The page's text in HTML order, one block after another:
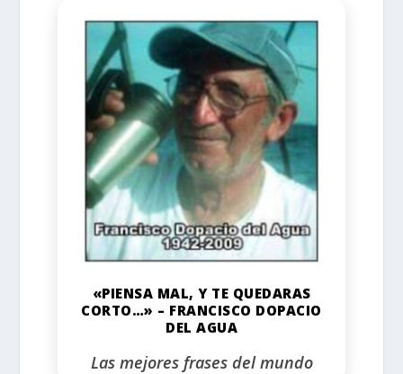
«PIENSA MAL, Y TE QUEDARAS
CORTO…» – FRANCISCO DOPACIO
DEL AGUA
Las mejores frases del mundo